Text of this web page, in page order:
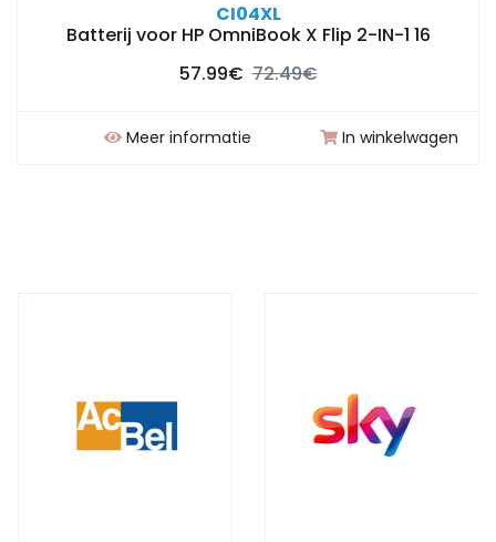
CI04XL
Batterij voor HP OmniBook X Flip 2-IN-1 16
57.99€ 72.49€
Meer informatie In winkelwagen